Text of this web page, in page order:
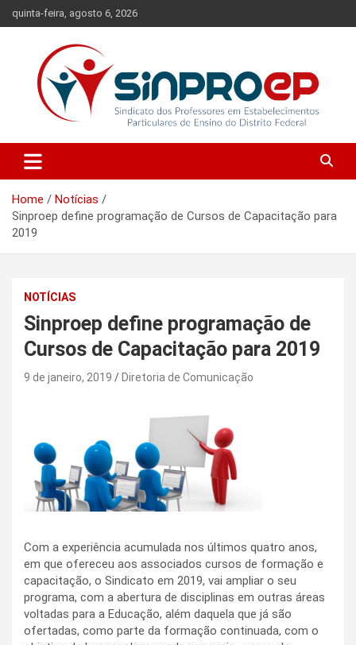
to
quinta-feira, agosto 6, 2026
Sinproep-DF
Ensino do Distrito Federal
Home
Notícias
Sinproep define programação de Cursos de Capacitação para
2019
NOTÍCIAS
Sinproep define programação de
Cursos de Capacitação para 2019
9 de janeiro, 2019 Diretoria de Comunicação
Com a experiência acumulada nos últimos quatro anos,
em que ofereceu aos associados cursos de formação e
capacitação, o Sindicato em 2019, vai ampliar o seu
programa, com a abertura de disciplinas em outras áreas
voltadas para a Educação, além daquela que já são
ofertadas, como parte da formação continuada, com o